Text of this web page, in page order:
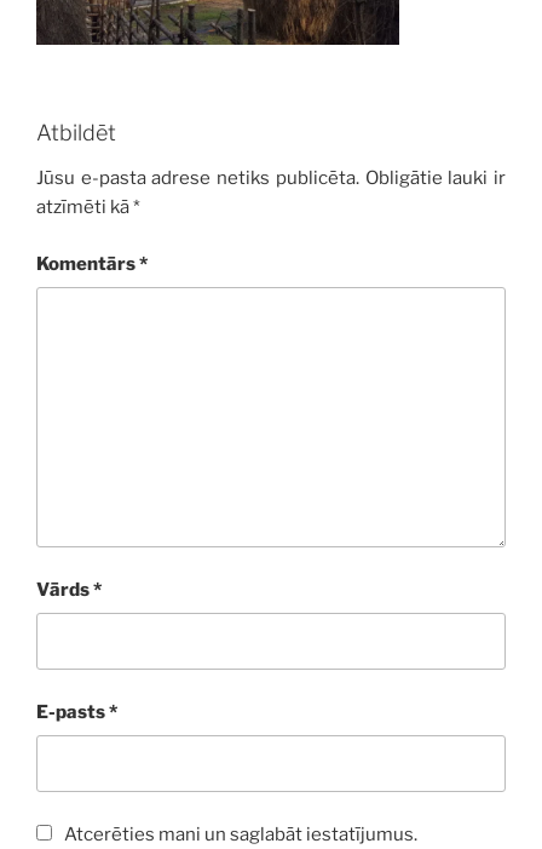
Atbildēt
Jūsu e-pasta adrese netiks publicēta. Obligātie lauki ir
atzīmēti kā*
Komentārs*
Vārds*
E-pasts*
Atcerēties mani un saglabāt iestatījumus.